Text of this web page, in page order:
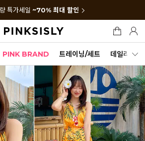
특가세일 ~70% 최대 할인
PINK BRAND 트레이닝/세트 데일리세트